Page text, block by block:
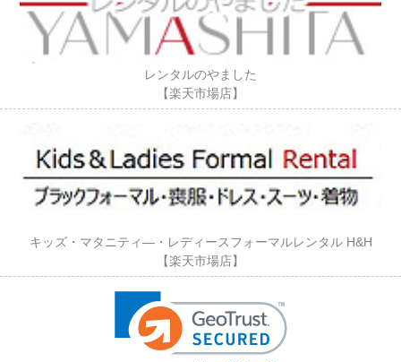
レンタルのやました
【楽天市場店】
キッズ・マタニティ―・レディースフォーマルレンタル H&H
【楽天市場店】